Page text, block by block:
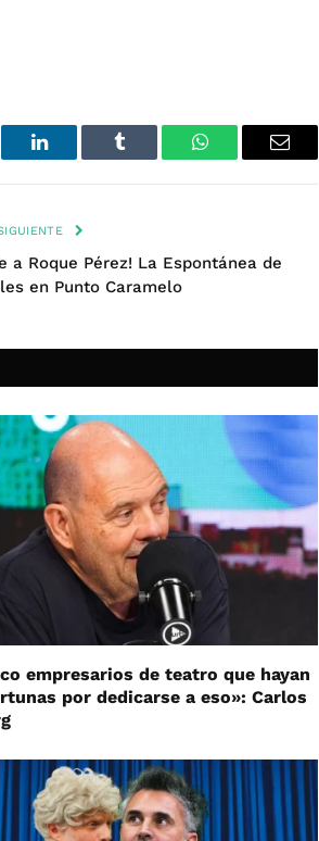
LinkedIn Tumblr WhatsAppEmail
a Roque Pérez! La Espontánea de
en Punto Caramelo
empresarios de teatro que hayan
por dedicarse a eso»: Carlos